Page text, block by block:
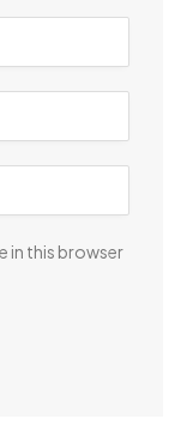
in this browser